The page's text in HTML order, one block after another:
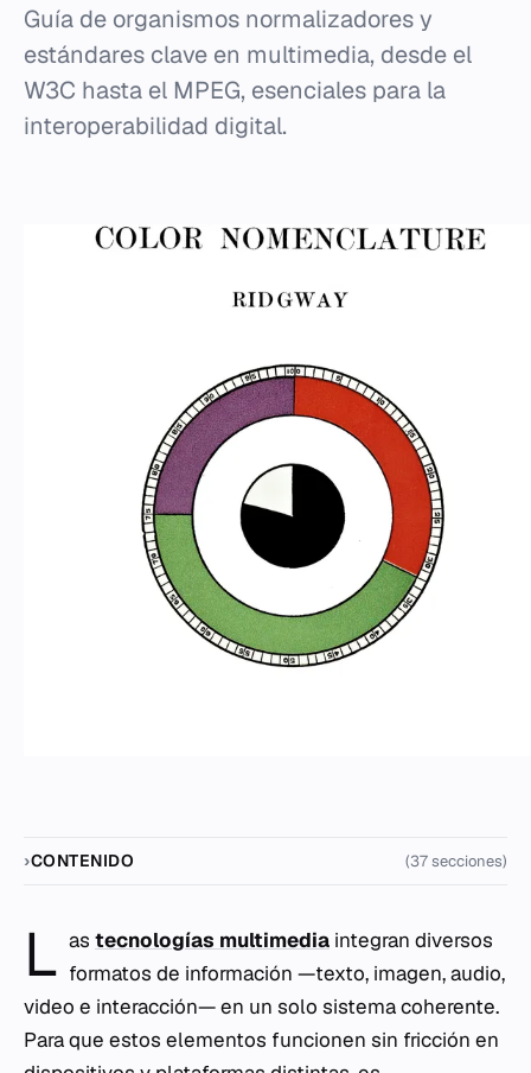
Guía de organismos normalizadores y
estándares clave en multimedia, desde el
W3C hasta el MPEG, esenciales para la
interoperabilidad digital.
CONTENIDO (37 secciones)
L as tecnologías multimedia integran diversos
formatos de información —texto, imagen, audio,
video e interacción— en un solo sistema coherente.
Para que estos elementos funcionen sin fricción en